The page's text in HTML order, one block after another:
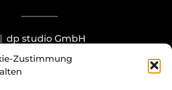
Zustimmung
dp studio GmbH
23-25, 40211
Düsseldorf